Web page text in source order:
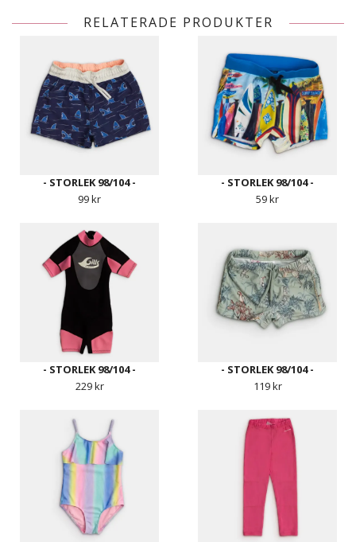
RELATERADE PRODUKTER
- STORLEK 98/104 -
99 kr
- STORLEK 98/104 -
59 kr
- STORLEK 98/104 -
229 kr
- STORLEK 98/104 -
119 kr